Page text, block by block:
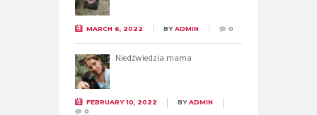
MARCH 6, 2022 BYADMIN 0
Niedźwiedzia mama
FEBRUARY 10, 2022 BYADMIN
0